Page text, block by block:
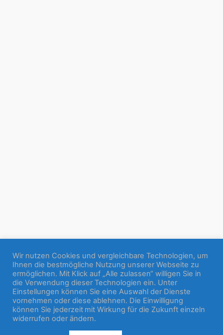
Wir nutzen Cookies und vergleichbare Technologien, um
Ihnen die bestmögliche Nutzung unserer Webseite zu
ermöglichen. Mit Klick auf „Alle zulassen“ willigen Sie in
die Verwendung dieser Technologien ein. Unter
Einstellungen können Sie eine Auswahl der Dienste
vornehmen oder diese ablehnen. Die Einwilligung
können Sie jederzeit mit Wirkung für die Zukunft einzeln
widerrufen oder ändern.